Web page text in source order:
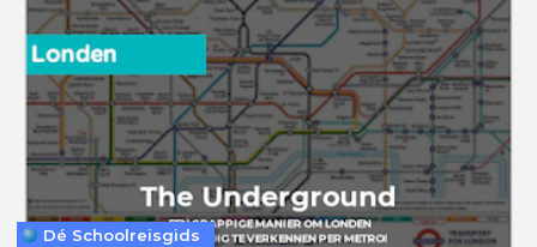
Dé Schoolreisgids